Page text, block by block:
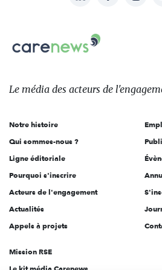
sur:
Le
des
l'engagement
Le média des acteurs de
Notre histoire
Qui sommes-nous ?
Ligne éditoriale
Pourquoi s'inscrire
Acteurs de l'engagement
Actualités
Appels à projets
Mission RSE